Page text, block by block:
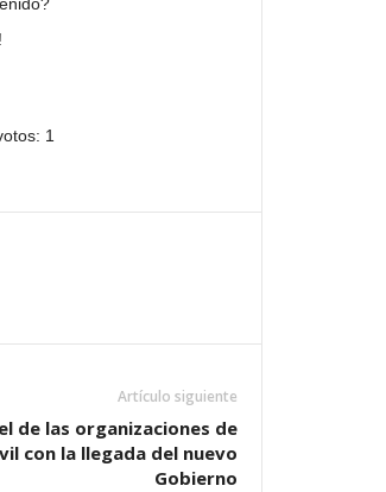
1
Artículo siguiente
de las organizaciones de
con la llegada del nuevo
Gobierno